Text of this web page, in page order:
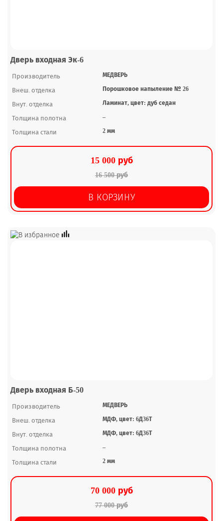
Дверь входная Эк-6
Производитель МЕДВЕРЬ
Внеш. отделка Порошковое напыление № 26
Внут. отделка Ламинат, цвет: дуб седан
Толщина полотна –
Толщина стали 2 мм
15 000 руб
16 500 руб
В КОРЗИНУ
Дверь входная Б-50
Производитель МЕДВЕРЬ
Внеш. отделка МДФ, цвет: 6Д36Т
Внут. отделка МДФ, цвет: 6Д36Т
Толщина полотна –
Толщина стали 2 мм
70 000 руб
77 000 руб